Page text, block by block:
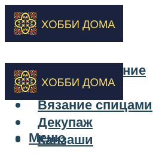
Бисероплетение
Вышивка
Вязание спицами
Декупаж
Канзаши
Меню